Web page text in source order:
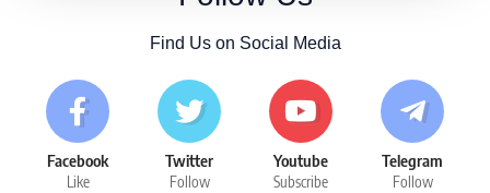
Find Us on Social Media
Facebook
Like
Twitter
Follow
Youtube
Subscribe
Telegram
Follow